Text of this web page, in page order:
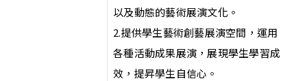
以及動態的藝術展演文化。
2.提供學生藝術創藝展演空間，運用
各種活動成果展演，展現學生學習成
效，提昇學生自信心。